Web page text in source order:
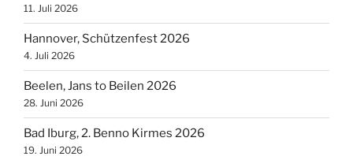
11. Juli 2026
Hannover, Schützenfest 2026
4. Juli 2026
Beelen, Jans to Beilen 2026
28. Juni 2026
Bad Iburg, 2. Benno Kirmes 2026
19. Juni 2026